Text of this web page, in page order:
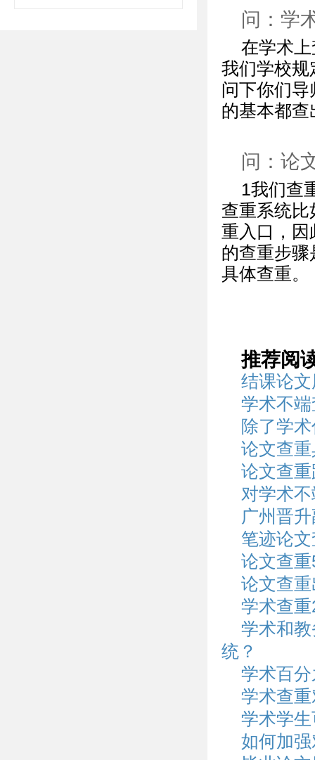
问：学
在学术
我们学校规
问下你们
的基本都
问：论
1我们查
查重系统比
重入口，因
的查重步
具体查重。
推荐阅
结课论
学术不
除了学
论文查
论文查
对学术
广州晋
笔迹论
论文查
论文查
学术查
学术和
统？
学术百
学术查
学术学
如何加